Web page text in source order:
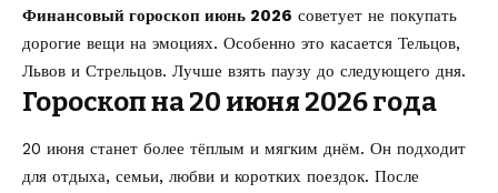
Финансовый гороскоп июнь 2026 советует не покупать
дорогие вещи на эмоциях. Особенно это касается Тельцов,
Львов и Стрельцов. Лучше взять паузу до следующего дня.
Гороскоп на 20 июня 2026 года
20 июня станет более тёплым и мягким днём. Он подходит
для отдыха, семьи, любви и коротких поездок. После